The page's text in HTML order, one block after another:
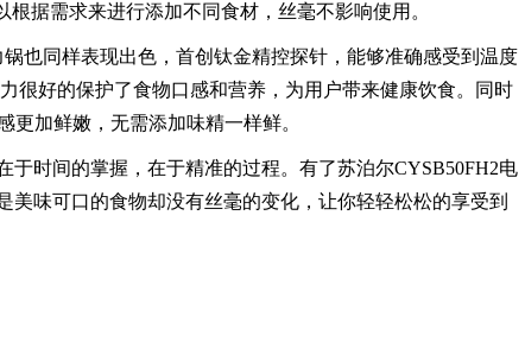
据需求来进行添加不同食材，丝毫不影响使用。
也同样表现出色，首创钛金精控探针，能够准确感受到温度
很好的保护了食物口感和营养，为用户带来健康饮食。同时
加鲜嫩，无需添加味精一样鲜。
于时间的掌握，在于精准的过程。有了苏泊尔CYSB50FH2电
美味可口的食物却没有丝毫的变化，让你轻轻松松的享受到